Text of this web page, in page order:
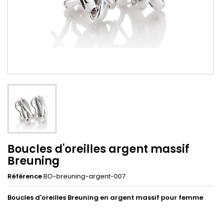
Boucles d'oreilles argent massif
Breuning
RéférenceBO-breuning-argent-007
Boucles d'oreilles Breuning en argent massif pour femme